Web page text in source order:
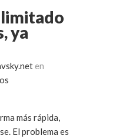
ya
en
más rápida,
El problema es